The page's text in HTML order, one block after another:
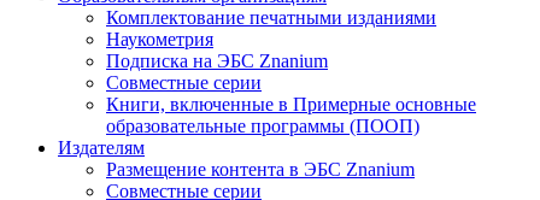
Комплектование печатными изданиями
Наукометрия
Подписка на ЭБС Znanium
Совместные серии
Книги, включенные в Примерные основные
образовательные программы (ПООП)
Издателям
Размещение контента в ЭБС Znanium
Совместные серии